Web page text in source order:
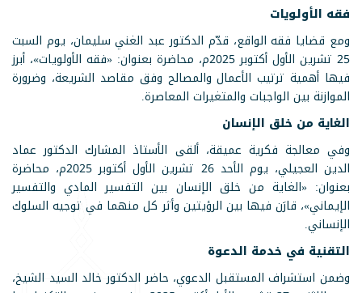
فقه الأولويات
ومع قضايا فقه الواقع، قدّم الدكتور عبد الغني سليمان، يوم السبت
25 تشرين الأول أكتوبر 2025م، محاضرة بعنوان: «فقه الأولويات»، أبرز
فيها أهمية ترتيب الأعمال والمصالح وفق مقاصد الشريعة، وضرورة
الموازنة بين الواجبات والمتغيرات المعاصرة.
الغاية من خلق الإنسان
وفي معالجة فكرية عميقة، ألقى الأستاذ المشارك الدكتور عماد
الدين العجيلي، يوم الأحد 26 تشرين الأول أكتوبر 2025م، محاضرة
بعنوان: «الغاية من خلق الإنسان بين التفسير المادي والتفسير
الإيماني»، قارَن فيها بين الرؤيتين وأثر كل منهما في توجيه السلوك
الإنساني.
التقنية في خدمة الدعوة
وضمن استشراف المستقبل الدعوي، حاضر الدكتور خالد السيد الشيخ،